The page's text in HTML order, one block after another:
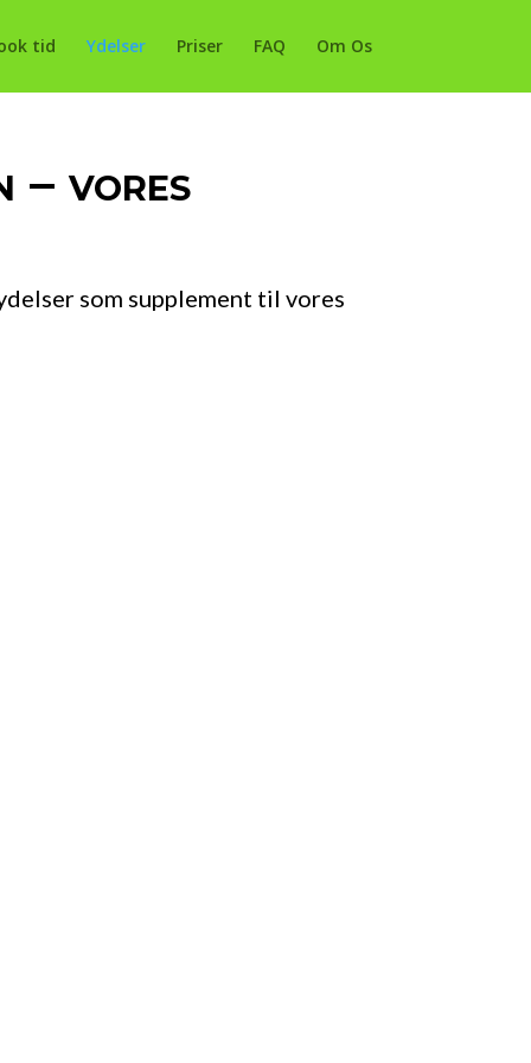
tid Ydelser Priser FAQ Om Os
– vores
som supplement til vores